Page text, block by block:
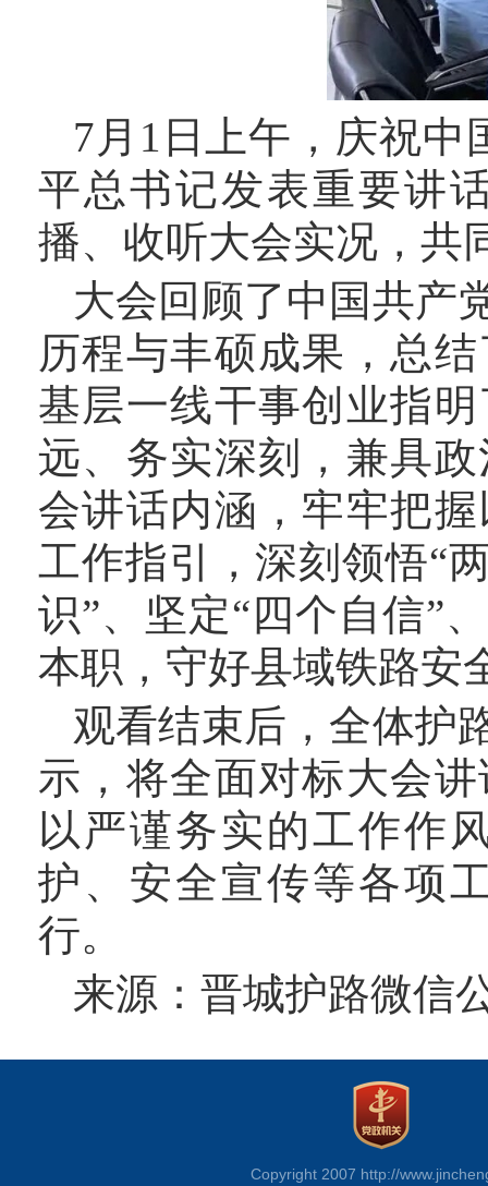
7月1日上午，庆祝中
平总书记发表重要讲
播、收听大会实况，共
大会回顾了中国共产
历程与丰硕成果，总
基层一线干事创业指
远、务实深刻，兼具
会讲话内涵，牢牢把
工作指引，深刻领悟“
识”、坚定“四个自信”
本职，守好县域铁路安
观看结束后，全体护
示，将全面对标大会
以严谨务实的工作作
护、安全宣传等各项
行。
来源：晋城护路微信
Copyright 2007 http://